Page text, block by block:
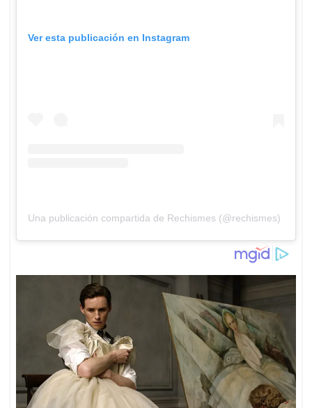
Ver esta publicación en Instagram
Una publicación compartida de Rechismes (@rechismes)